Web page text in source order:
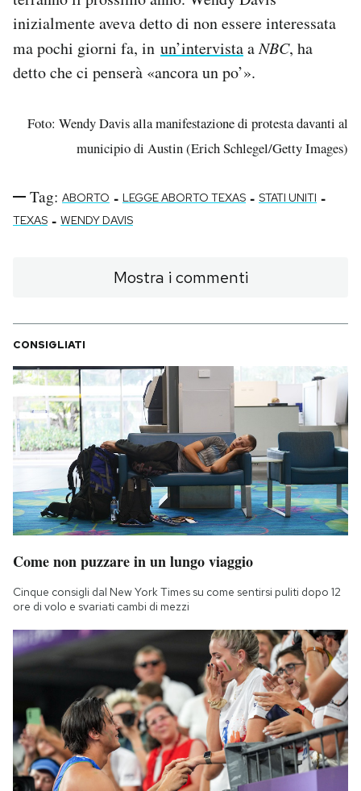
inizialmente aveva detto di non essere interessata
ma pochi giorni fa, in un’intervistaaNBC, ha
detto che ci penserà «ancora un po’».
Foto: Wendy Davis alla manifestazione di protesta davanti al
municipio di Austin (Erich Schlegel/Getty Images)
Tag: ABORTO - LEGGE ABORTO TEXAS - STATI UNITI -
TEXAS - WENDY DAVIS
Mostra i commenti
CONSIGLIATI
Come non puzzare in un lungo viaggio
Cinque consigli dal New York Times su come sentirsi puliti dopo 12
ore di volo e svariati cambi di mezzi